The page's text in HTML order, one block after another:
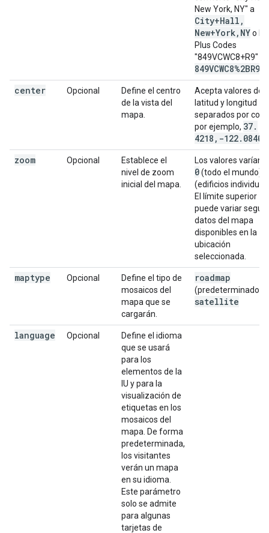
New York, NY" a
City+Hall ,
New+York, NYo los
Plus Codes
"849VCWC8+R9" a
849VCWC8%2BR9
center Opcional
Define el centro
de la vista del
mapa.
Acepta valores de
latitud y longitud
separados por
por ejemplo, 37.
4218 , -122. 0840
zoom Opcional
Establece el
nivel de zoom
inicial del mapa.
Los valores varían
0(todo el mundo)
(edificios
El límite superior
puede variar según
datos del mapa
disponibles en la
ubicación
seleccionada.
maptype Opcional
Define el tipo de
mosaicos del
mapa que se
cargarán.
roadmap
(predeterminado) o
satellite
language Opcional
Define el idioma
que se usará
para los
elementos de la
IU y para la
visualización de
etiquetas en los
mosaicos del
mapa. De forma
predeterminada,
los visitantes
verán un mapa
en su idioma.
Este parámetro
solo se admite
para algunas
tarjetas de